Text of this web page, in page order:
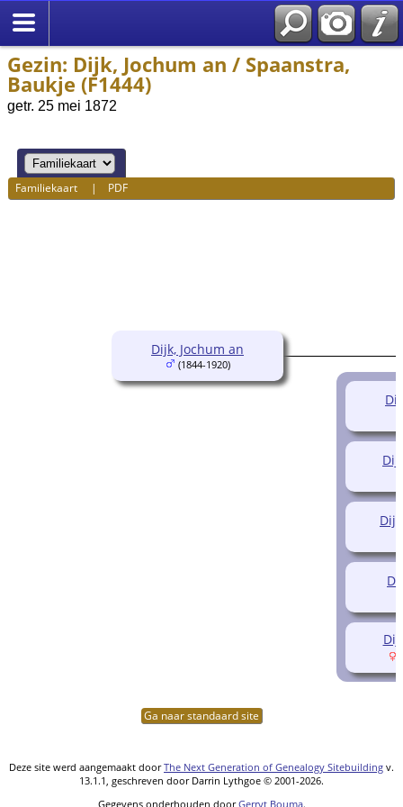
Gezin: Dijk, Jochum an / Spaanstra,
Baukje (F1444)
getr. 25 mei 1872
Familiekaart | PDF
Dijk, Jochum an
(1844-1920)
Ga naar standaard site
Deze site werd aangemaakt doorThe Next Generation of Genealogy Sitebuilding v.
13.1.1, geschreven door Darrin Lythgoe © 2001-2026.
Gegevens onderhouden doorGerryt Bouma.